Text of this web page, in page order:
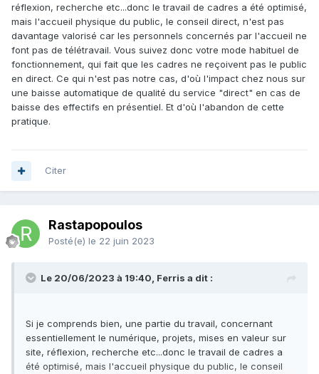
réflexion, recherche etc...donc le travail de cadres a été optimisé,
mais l'accueil physique du public, le conseil direct, n'est pas
davantage valorisé car les personnels concernés par l'accueil ne
font pas de télétravail. Vous suivez donc votre mode habituel de
fonctionnement, qui fait que les cadres ne reçoivent pas le public
en direct. Ce qui n'est pas notre cas, d'où l'impact chez nous sur
une baisse automatique de qualité du service "direct" en cas de
baisse des effectifs en présentiel. Et d'où l'abandon de cette
pratique.
Citer
Rastapopoulos
Posté(e) le 22 juin 2023
Le 20/06/2023 à 19:40, Ferris a dit :
Si je comprends bien, une partie du travail, concernant
essentiellement le numérique, projets, mises en valeur sur
site, réflexion, recherche etc...donc le travail de cadres a
été optimisé, mais l'accueil physique du public, le conseil